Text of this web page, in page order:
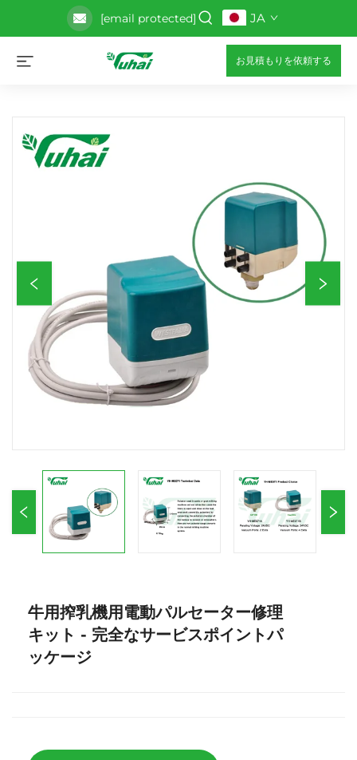
[email protected] JA
お見積もりを依頼する
牛用搾乳機用電動パルセーター修理
キット - 完全なサービスポイントパ
ッケージ